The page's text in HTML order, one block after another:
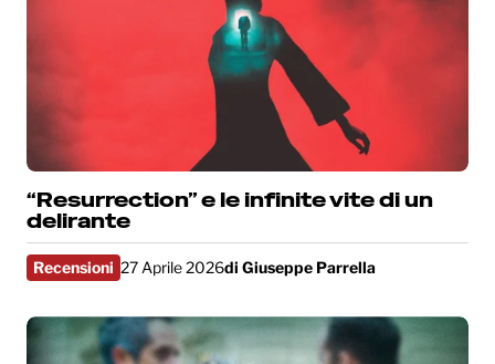
“Resurrection” e le infinite vite di un
delirante
Recensioni 27 Aprile 2026di Giuseppe Parrella